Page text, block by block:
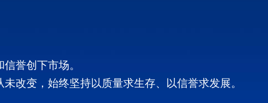
誉创下市场。
改变，始终坚持以质量求生存、以信誉求发展。